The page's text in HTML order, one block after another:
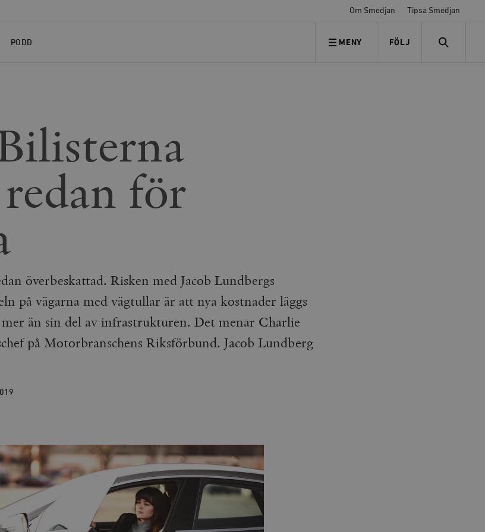
Om Smedjan Tipsa Smedjan
PODD MENY FÖLJ
FÖLJ OSS SEARCH
för
överbeskattad. Risken med Jacob Lundbergs
på vägarna med vägtullar är att nya kostnader läggs
än sin del av infrastrukturen. Det menar Charlie
på Motorbranschens Riksförbund. Jacob Lundberg